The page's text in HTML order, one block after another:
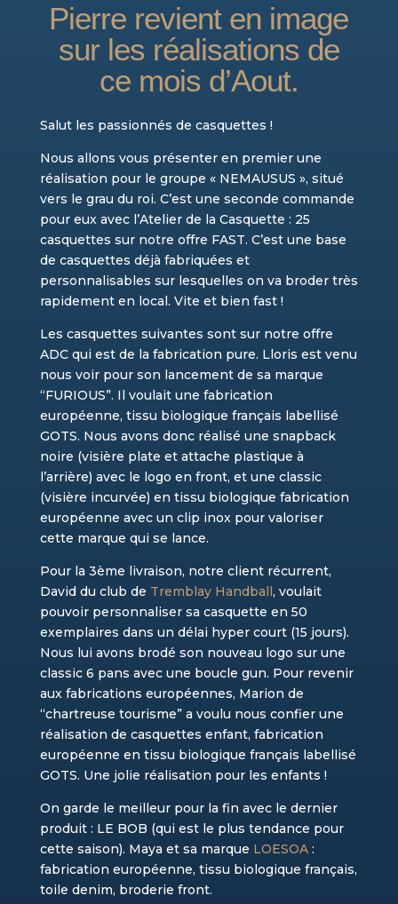
Pierre revient en image
sur les réalisations de
ce mois d’Aout.
Salut les passionnés de casquettes !
Nous allons vous présenter en premier une
réalisation pour le groupe « NEMAUSUS », situé
vers le grau du roi. C’est une seconde commande
pour eux avec l’Atelier de la Casquette : 25
casquettes sur notre offre FAST. C’est une base
de casquettes déjà fabriquées et
personnalisables sur lesquelles on va broder très
rapidement en local. Vite et bien fast !
Les casquettes suivantes sont sur notre offre
ADC qui est de la fabrication pure. Lloris est venu
nous voir pour son lancement de sa marque
“FURIOUS”. Il voulait une fabrication
européenne, tissu biologique français labellisé
GOTS. Nous avons donc réalisé une snapback
noire (visière plate et attache plastique à
l’arrière) avec le logo en front, et une classic
(visière incurvée) en tissu biologique fabrication
européenne avec un clip inox pour valoriser
cette marque qui se lance.
Pour la 3ème livraison, notre client récurrent,
David du club de Tremblay Handball, voulait
pouvoir personnaliser sa casquette en 50
exemplaires dans un délai hyper court (15 jours).
Nous lui avons brodé son nouveau logo sur une
classic 6 pans avec une boucle gun. Pour revenir
aux fabrications européennes, Marion de
“chartreuse tourisme” a voulu nous confier une
réalisation de casquettes enfant, fabrication
européenne en tissu biologique français labellisé
GOTS. Une jolie réalisation pour les enfants !
On garde le meilleur pour la fin avec le dernier
produit : LE BOB (qui est le plus tendance pour
cette saison). Maya et sa marque LOESOA:
fabrication européenne, tissu biologique français,
toile denim, broderie front.